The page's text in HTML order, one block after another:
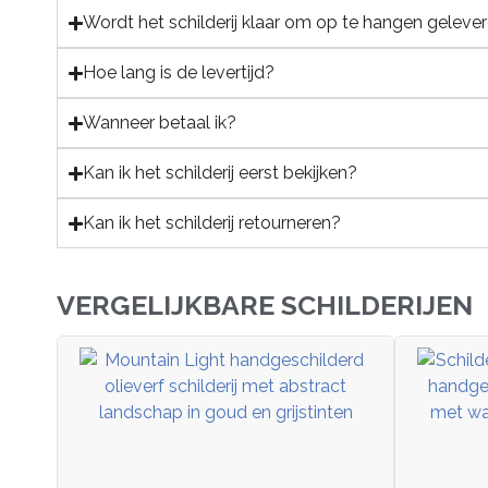
Wordt het schilderij klaar om op te hangen
Hoe lang is de levertijd?
Wanneer betaal ik?
Kan ik het schilderij eerst bekijken?
Kan ik het schilderij retourneren?
VERGELIJKBARE SCHILDERIJEN